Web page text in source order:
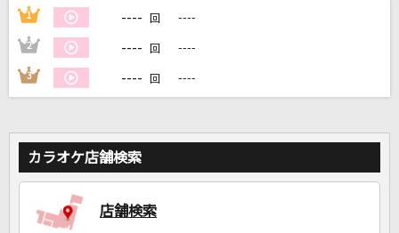
1 ---- 回 ----
2 ---- 回 ----
3 ---- 回 ----
カラオケ店舗検索
店舗検索